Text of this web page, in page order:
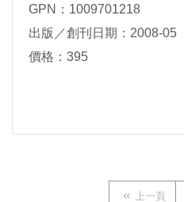
GPN：1009701218
出版／創刊日期：2008-05
價格：395
上一頁